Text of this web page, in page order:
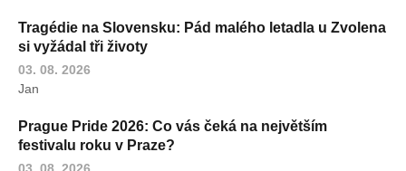
Tragédie na Slovensku: Pád malého letadla u Zvolena
si vyžádal tři životy
03. 08. 2026
Jan
Prague Pride 2026: Co vás čeká na největším
festivalu roku v Praze?